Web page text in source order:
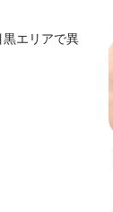
黒エリアで異